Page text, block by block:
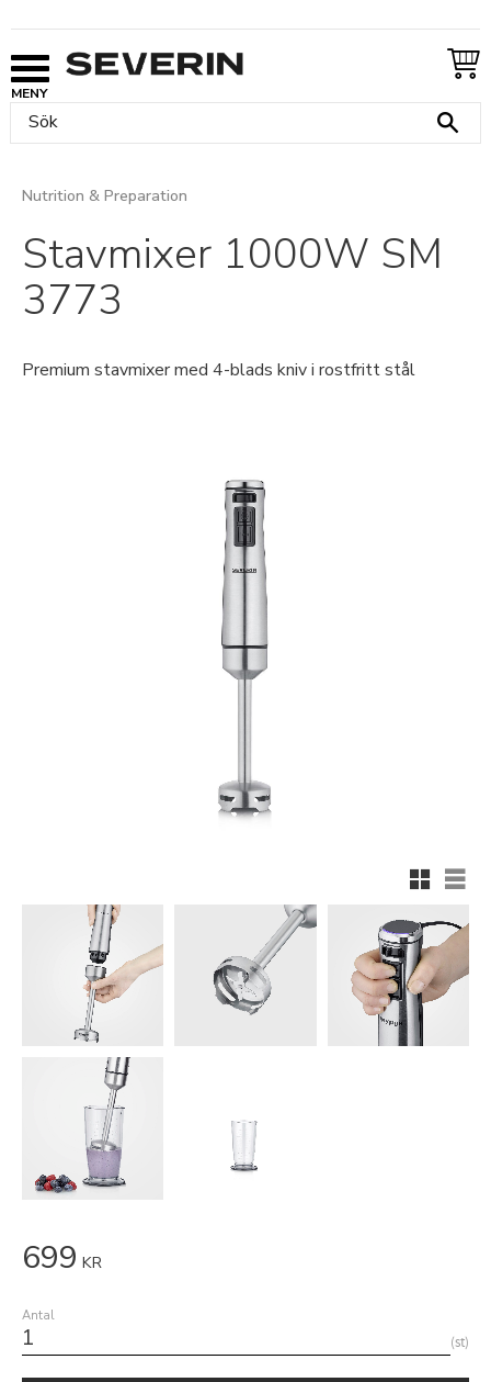
Nutrition & Preparation
Stavmixer 1000W SM
3773
Premium stavmixer med 4-blads kniv i rostfritt stål
699 KR
Antal
st